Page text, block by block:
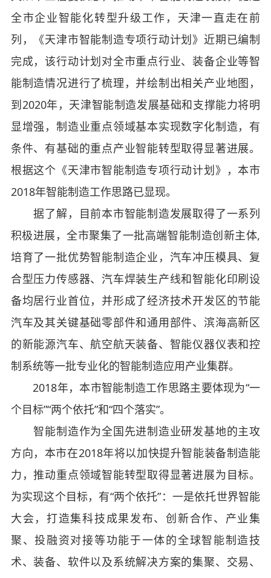
全市企业智能化转型升级工作，天津一直走在前
列，《天津市智能制造专项行动计划》近期已编制
完成，该行动计划对全市重点行业、装备企业等智
能制造情况进行了梳理，并绘制出相关产业地图，
到2020年，天津智能制造发展基础和支撑能力将明
显增强，制造业重点领域基本实现数字化制造，有
条件、有基础的重点产业智能转型取得显著进展。
根据这个《天津市智能制造专项行动计划》，本市
2018年智能制造工作思路已显现。
据了解，目前本市智能制造发展取得了一系列
积极进展，全市聚集了一批高端智能制造创新主体,
培育了一批优势智能制造企业，汽车冲压模具、复
合型压力传感器、汽车焊装生产线和智能化印刷设
备均居行业首位，并形成了经济技术开发区的节能
汽车及其关键基础零部件和通用部件、滨海高新区
的新能源汽车、航空航天装备、智能仪器仪表和控
制系统等一批专业化的智能制造应用产业集群。
2018年，本市智能制造工作思路主要体现为“一
个目标”“两个依托”和“四个落实”。
智能制造作为全国先进制造业研发基地的主攻
方向，本市在2018年将以加快提升智能装备制造能
力，推动重点领域智能转型取得显著进展为目标。
为实现这个目标，有“两个依托”：一是依托世界智能
大会，打造集科技成果发布、创新合作、产业集
聚、投融资对接等功能于一体的全球智能制造技
术、装备、软件以及系统解决方案的集聚、交易、